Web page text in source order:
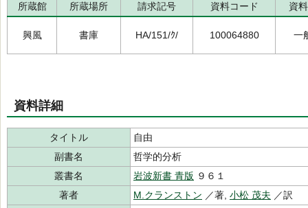
所蔵館 所蔵場所 請求記号 資料コード 資
興風 書庫 HA/151/ｸ/ 100064880 一
資料詳細
タイトル
自由
副書名
哲学的分析
叢書名
岩波新書 青版 ９６１
著者
M.クランストン ／著, 小松 茂夫 ／訳